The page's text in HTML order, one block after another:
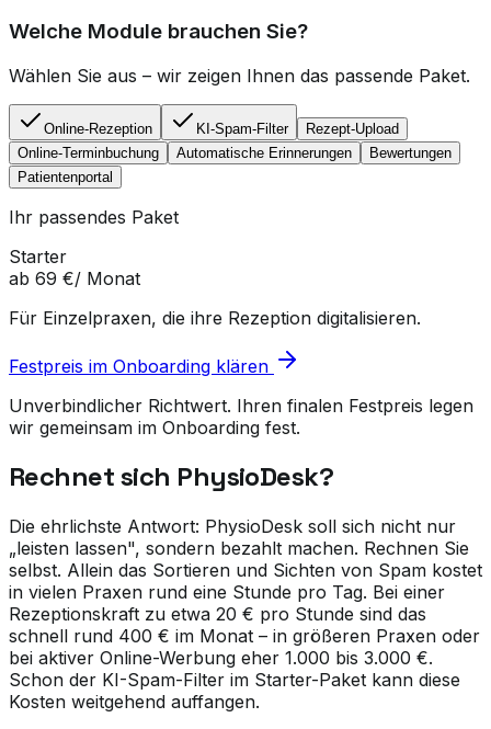
Welche Module brauchen Sie?
Wählen Sie aus – wir zeigen Ihnen das passende Paket.
Online-Rezeption KI-Spam-Filter
Rezept-Upload
Online-Terminbuchung
Automatische Erinnerungen
Bewertungen
Patientenportal
Ihr passendes Paket
Starter
ab 69 €/ Monat
Für Einzelpraxen, die ihre Rezeption digitalisieren.
Festpreis im Onboarding klären
Unverbindlicher Richtwert. Ihren finalen Festpreis legen
wir gemeinsam im Onboarding fest.
Rechnet sich PhysioDesk?
Die ehrlichste Antwort: PhysioDesk soll sich nicht nur
„leisten lassen", sondern bezahlt machen. Rechnen Sie
selbst. Allein das Sortieren und Sichten von Spam kostet
in vielen Praxen rund eine Stunde pro Tag. Bei einer
Rezeptionskraft zu etwa 20 € pro Stunde sind das
schnell rund 400 € im Monat – in größeren Praxen oder
bei aktiver Online-Werbung eher 1.000 bis 3.000 €.
Schon der KI-Spam-Filter im Starter-Paket kann diese
Kosten weitgehend auffangen.